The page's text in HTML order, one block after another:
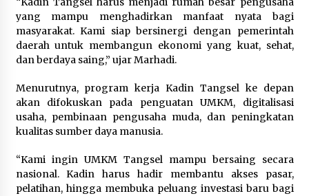
yang mampu menghadirkan manfaat nyata bagi
masyarakat. Kami siap bersinergi dengan pemerintah
daerah untuk membangun ekonomi yang kuat, sehat,
dan berdaya saing,” ujar Marhadi.
Menurutnya, program kerja Kadin Tangsel ke depan
akan difokuskan pada penguatan UMKM, digitalisasi
usaha, pembinaan pengusaha muda, dan peningkatan
kualitas sumber daya manusia.
“Kami ingin UMKM Tangsel mampu bersaing secara
nasional. Kadin harus hadir membantu akses pasar,
pelatihan, hingga membuka peluang investasi baru bagi